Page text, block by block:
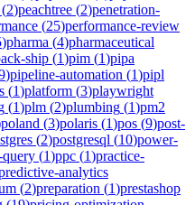
(2)peachtree (2)penetration-
(25)performance-review
)pharma (4)pharmaceutical
ship (1)pim (1)pipa
)pipeline-automation (1)pipl
(1)platform (3)playwright
(1)plm (2)plumbing (1)pm2
poland (3)polaris (1)pos (9)post-
(2)postgresql (10)power-
(1)ppc (1)practice-
analytics
(2)preparation (1)prestashop